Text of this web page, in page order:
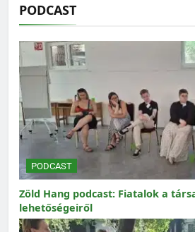
PODCAST
PODCAST
Zöld Hang podcast: Fiatalok a
lehetőségeiről